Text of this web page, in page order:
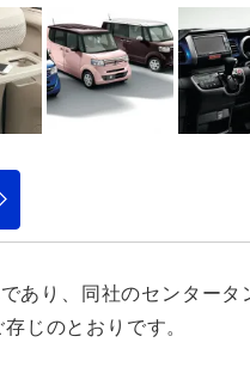
あり、同社のセンタータ
じのとおりです。